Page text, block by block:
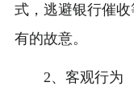
式，逃避银行催
有的故意。
2、客观行为